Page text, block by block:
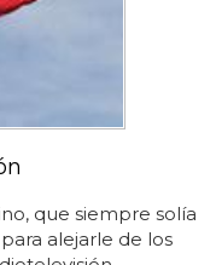
que siempre solía
alejarle de los